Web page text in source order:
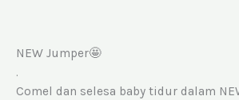
NEW Jumper🤩
.
Comel dan selesa baby tidur dalam